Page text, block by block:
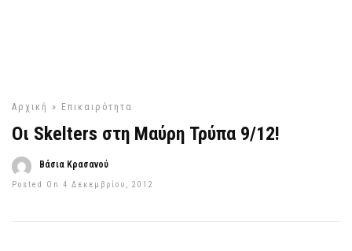
Αρχική » Επικαιρότητα
Οι Skelters στη Μαύρη Τρύπα 9/12!
Βάσια Κρασανού
Posted On 4 Δεκεμβρίου, 2012